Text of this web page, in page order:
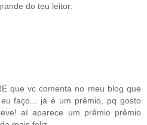
do teu leitor.
que vc comenta no meu blog que
faço... já é um prêmio, pq gosto
aí aparece um prêmio prêmio